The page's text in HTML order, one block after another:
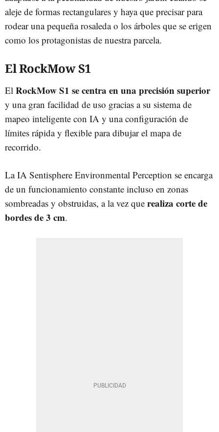
aleje de formas rectangulares y haya que precisar para
rodear una pequeña rosaleda o los árboles que se erigen
como los protagonistas de nuestra parcela.
El RockMow S1
El RockMow S1 se centra en una precisión superior
y una gran facilidad de uso gracias a su sistema de
mapeo inteligente con IA y una configuración de
límites rápida y flexible para dibujar el mapa de
recorrido.
La IA Sentisphere Environmental Perception se encarga
de un funcionamiento constante incluso en zonas
sombreadas y obstruidas, a la vez que realiza corte de
bordes de 3 cm.